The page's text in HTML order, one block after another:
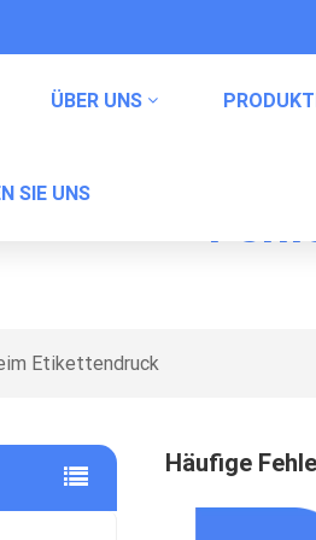
ÜBER UNS
SIE UNS
Etikettendruck
Häufige